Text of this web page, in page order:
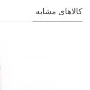
کالاهای مشابه